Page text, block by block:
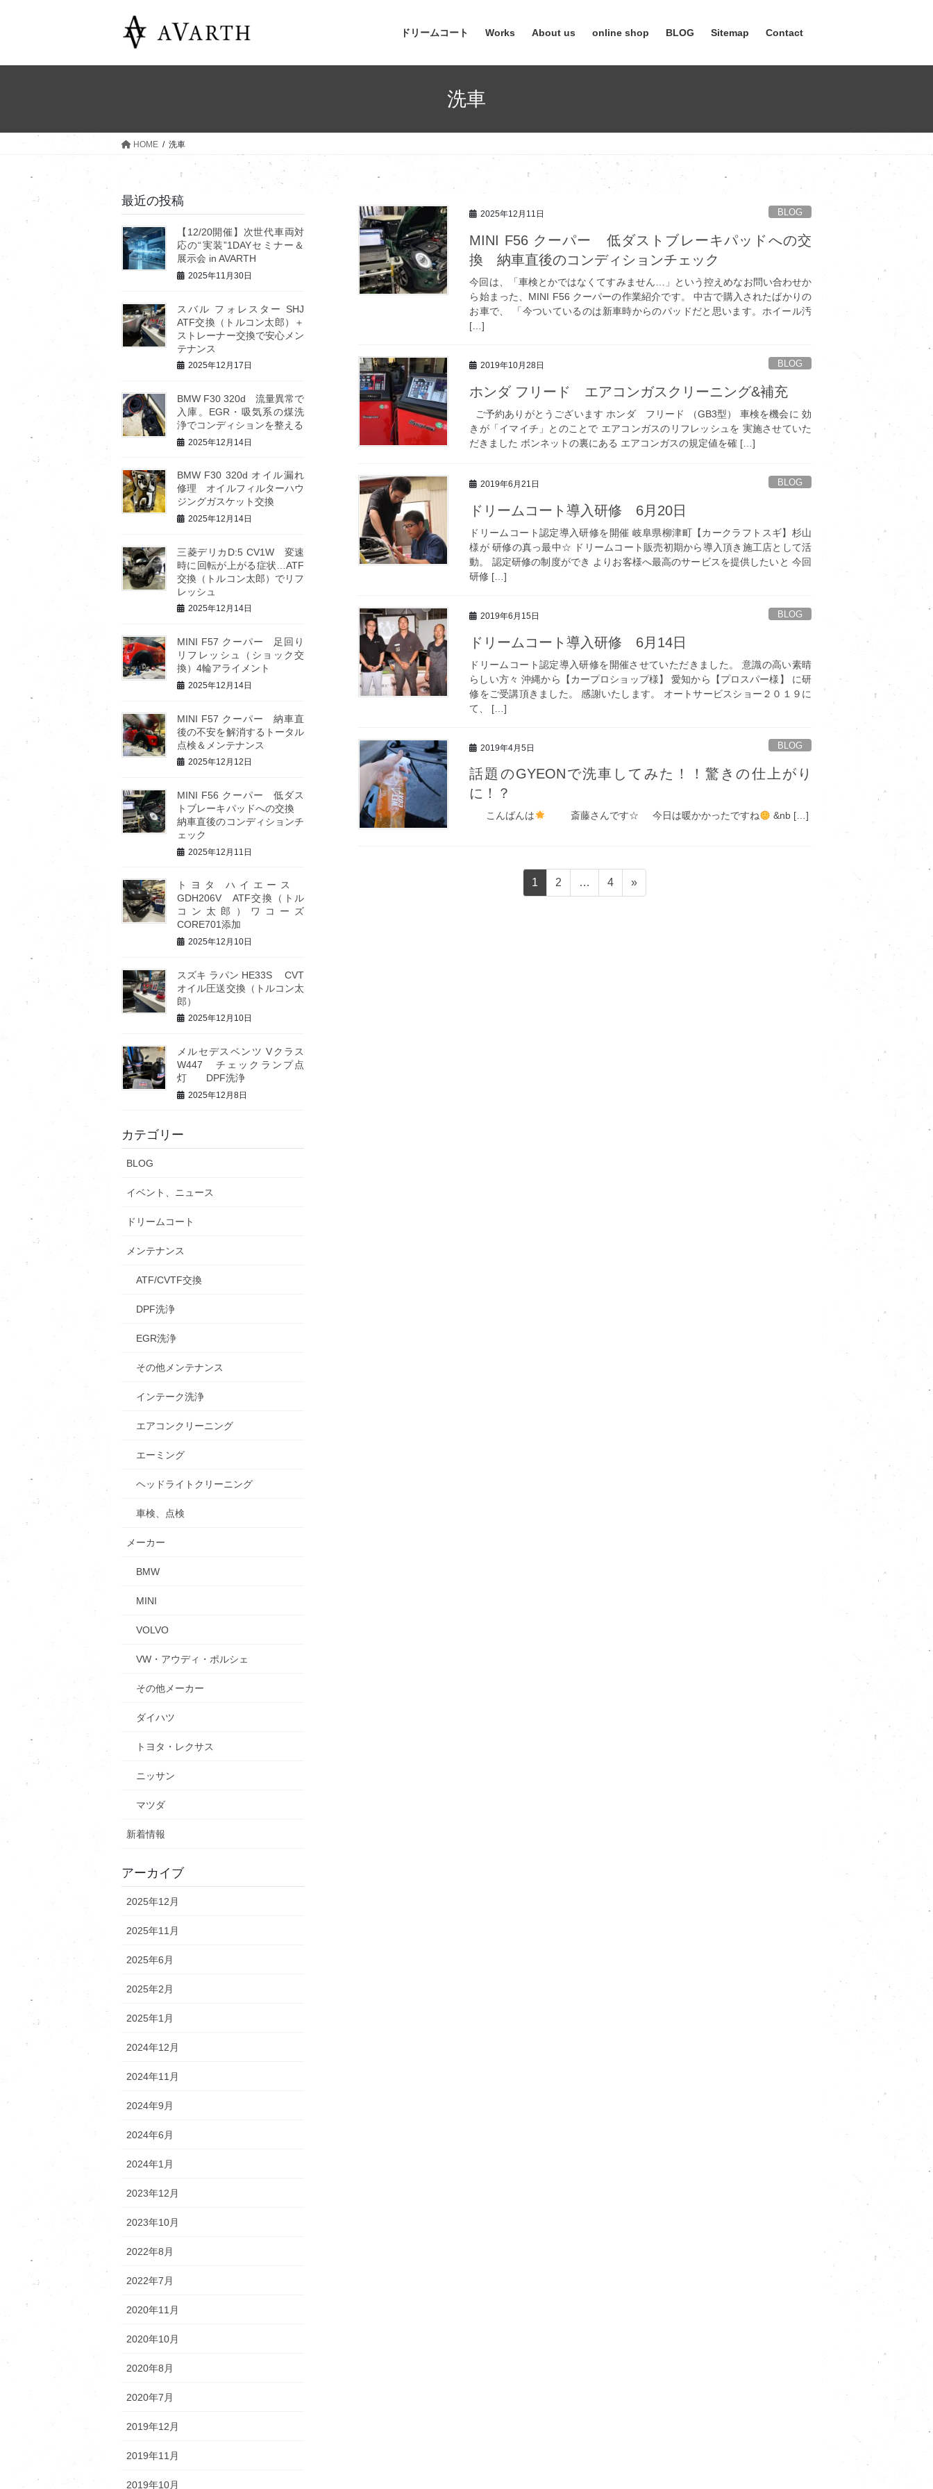
ドリームコート Works About us online shop BLOG Sitemap Contact
洗車
HOME 洗車
2025年12月11日 BLOG
MINI F56 クーパー 低ダストブレーキパッドへの交
換 納車直後のコンディションチェック
今回は、「車検とかではなくてすみません…」という控えめなお問い合わせか
ら始まった、MINI F56 クーパーの作業紹介です。 中古で購入されたばかりの
お車で、 「今ついているのは新車時からのパッドだと思います。ホイール汚
[…]
2019年10月28日 BLOG
ホンダ フリード エアコンガスクリーニング&補充
ご予約ありがとうございます ホンダ フリード （GB3型） 車検を機会に 効
きが「イマイチ」とのことで エアコンガスのリフレッシュを 実施させていた
だきました ボンネットの裏にある エアコンガスの規定値を確 […]
2019年6月21日 BLOG
ドリームコート導入研修 6月20日
ドリームコート認定導入研修を開催 岐阜県柳津町【カークラフトスギ】杉山
様が 研修の真っ最中☆ ドリームコート販売初期から導入頂き施工店として活
動。 認定研修の制度ができ よりお客様へ最高のサービスを提供したいと 今回
研修 […]
2019年6月15日 BLOG
ドリームコート導入研修 6月14日
ドリームコート認定導入研修を開催させていただきました。 意識の高い素晴
らしい方々 沖縄から【カープロショップ様】 愛知から【プロスパー様】 に研
修をご受講頂きました。 感謝いたします。 オートサービスショー２０１９に
て、 […]
2019年4月5日 BLOG
話題のGYEONで洗車してみた！！驚きの仕上がり
に！？
こんばんは 斎藤さんです☆ 今日は暖かかったですね &nb […]
固
定
1
固
定
2 …
固
定
4 »
最近の投稿
【12/20開催】次世代車両対
応の“実装”1DAYセミナー＆
展示会 in AVARTH
2025年11月30日
スバル フォレスター SHJ
ATF交換（トルコン太郎）＋
ストレーナー交換で安心メン
テナンス
2025年12月17日
BMW F30 320d 流量異常で
入庫。EGR・吸気系の煤洗
浄でコンディションを整える
2025年12月14日
BMW F30 320d オイル漏れ
修理 オイルフィルターハウ
ジングガスケット交換
2025年12月14日
三菱デリカD:5 CV1W 変速
時に回転が上がる症状…ATF
交換（トルコン太郎）でリフ
レッシュ
2025年12月14日
MINI F57 クーパー 足回り
リフレッシュ（ショック交
換）4輪アライメント
2025年12月14日
MINI F57 クーパー 納車直
後の不安を解消するトータル
点検＆メンテナンス
2025年12月12日
MINI F56 クーパー 低ダス
トブレーキパッドへの交換
納車直後のコンディションチ
ェック
2025年12月11日
トヨタ ハイエース
GDH206V ATF交換（トル
コン太郎）ワコーズ
CORE701添加
2025年12月10日
スズキ ラパン HE33S CVT
オイル圧送交換（トルコン太
郎）
2025年12月10日
メルセデスベンツ Vクラス
W447 チェックランプ点
灯 DPF洗浄
2025年12月8日
カテゴリー
BLOG
イベント、ニュース
ドリームコート
メンテナンス
ATF/CVTF交換
DPF洗浄
EGR洗浄
その他メンテナンス
インテーク洗浄
エアコンクリーニング
エーミング
ヘッドライトクリーニング
車検、点検
メーカー
BMW
MINI
VOLVO
VW・アウディ・ポルシェ
その他メーカー
ダイハツ
トヨタ・レクサス
ニッサン
マツダ
新着情報
アーカイブ
2025年12月
2025年11月
2025年6月
2025年2月
2025年1月
2024年12月
2024年11月
2024年9月
2024年6月
2024年1月
2023年12月
2023年10月
2022年8月
2022年7月
2020年11月
2020年10月
2020年8月
2020年7月
2019年12月
2019年11月
2019年10月